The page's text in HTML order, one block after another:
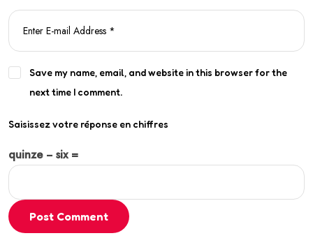
Save my name, email, and website in this browser for the
next time I comment.
Saisissez votre réponse en chiffres
quinze − six =
Post Comment